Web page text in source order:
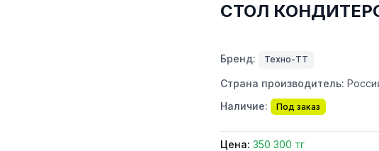
СТОЛ
Бренд: Техно-ТТ
Страна производитель:
Наличие:
Под заказ
Цена: 350 300 тг